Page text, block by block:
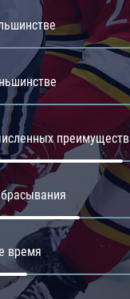
преимуществ
время